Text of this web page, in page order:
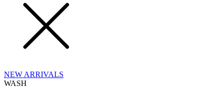
NEW ARRIVALS
WASH